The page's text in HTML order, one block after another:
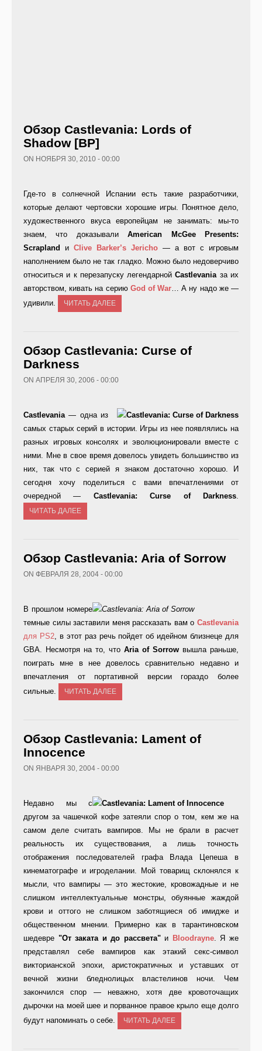
Обзор Castlevania: Lords of
Shadow [ВР]
ON НОЯБРЯ 30, 2010 - 00:00
Где-то в солнечной Испании есть такие разработчики,
которые делают чертовски хорошие игры. Понятное дело,
художественного вкуса европейцам не занимать: мы-то
знаем, что доказывалиAmerican McGee Presents:
Scrapland
и Clive Barker’s Jericho — а вот с игровым
наполнением было не так гладко. Можно было недоверчиво
относиться и к перезапуску легендарнойCastlevaniaза их
авторством, кивать на серию God of War… А ну надо же —
удивили.
ЧИТАТЬ ДАЛЕЕ
Обзор Castlevania: Curse of
Darkness
ON АПРЕЛЯ 30, 2006 - 00:00
Castlevania— одна из
самых старых серий в истории. Игры из нее появлялись на
разных игровых консолях и эволюционировали вместе с
ними. Мне в свое время довелось увидеть большинство из
них, так что с серией я знаком достаточно хорошо. И
сегодня хочу поделиться с вами впечатлениями от
очередной — Castlevania: Curse of Darkness.
ЧИТАТЬ ДАЛЕЕ
Обзор Castlevania: Aria of Sorrow
ON ФЕВРАЛЯ 28, 2004 - 00:00
В прошлом номере
темные силы заставили меня рассказать вам о Castlevania
для PS2, в этот раз речь пойдет об идейном близнеце для
GBA. Несмотря на то, что Aria of Sorrow вышла раньше,
поиграть мне в нее довелось сравнительно недавно и
впечатления от портативной версии гораздо более
сильные.
ЧИТАТЬ ДАЛЕЕ
Обзор Castlevania: Lament of
Innocence
ON ЯНВАРЯ 30, 2004 - 00:00
Недавно мы с
другом за чашечкой кофе затеяли спор о том, кем же на
самом деле считать вампиров. Мы не брали в расчет
реальность их существования, а лишь точность
отображения последователей графа Влада Цепеша в
кинематографе и игроделании. Мой товарищ склонялся к
мысли, что вампиры — это жестокие, кровожадные и не
слишком интеллектуальные монстры, обуянные жаждой
крови и оттого не слишком заботящиеся об имидже и
общественном мнении. Примерно как в тарантиновском
шедевре "От заката и до рассвета"и Bloodrayne. Я же
представлял себе вампиров как этакий секс-символ
викторианской эпохи, аристократичных и уставших от
вечной жизни бледнолицых властелинов ночи. Чем
закончился спор — неважно, хотя две кровоточащих
дырочки на моей шее и порванное правое крыло еще долго
будут напоминать о себе.
ЧИТАТЬ ДАЛЕЕ